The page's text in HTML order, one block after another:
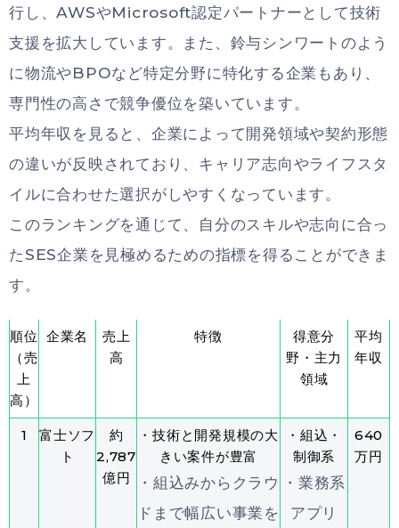
行し、AWSやMicrosoft認定パートナーとして技術
支援を拡大しています。また、鈴与シンワートのよう
に物流やBPOなど特定分野に特化する企業もあり、
専門性の高さで競争優位を築いています。
平均年収を見ると、企業によって開発領域や契約形態
の違いが反映されており、キャリア志向やライフスタ
イルに合わせた選択がしやすくなっています。
このランキングを通じて、自分のスキルや志向に合っ
たSES企業を見極めるための指標を得ることができま
す。
順位
（売
上
高）
企業名
売上
高
特徴
得意分
野・主力
領域
平均
年収
1
富士ソフ
ト
約
2,787
億円
・技術と開発規模の大
きい案件が豊富
・組込みからクラウ
ドまで幅広い事業を
・組込・
制御系
・業務系
アプリ
640
万円